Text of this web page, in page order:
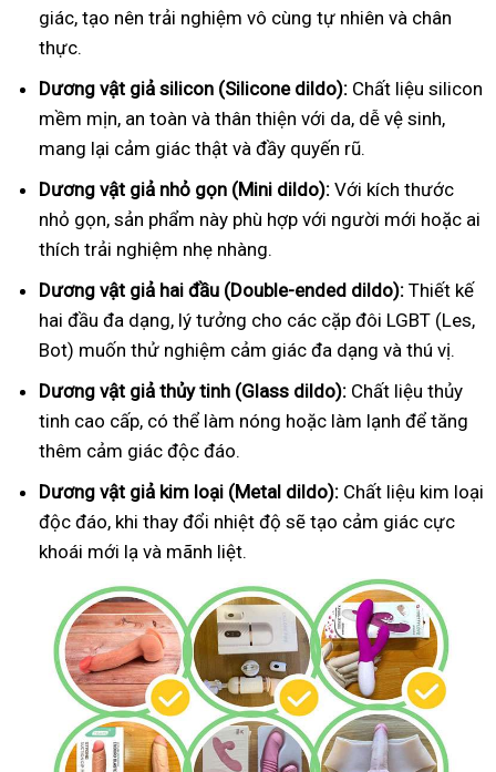
giác, tạo nên trải nghiệm vô cùng tự nhiên và chân
thực.
Dương vật giả silicon (Silicone dildo): Chất liệu silicon
mềm mịn, an toàn và thân thiện với da, dễ vệ sinh,
mang lại cảm giác thật và đầy quyến rũ.
Dương vật giả nhỏ gọn (Mini dildo): Với kích thước
nhỏ gọn, sản phẩm này phù hợp với người mới hoặc ai
thích trải nghiệm nhẹ nhàng.
Dương vật giả hai đầu (Double-ended dildo): Thiết kế
hai đầu đa dạng, lý tưởng cho các cặp đôi LGBT (Les,
Bot) muốn thử nghiệm cảm giác đa dạng và thú vị.
Dương vật giả thủy tinh (Glass dildo): Chất liệu thủy
tinh cao cấp, có thể làm nóng hoặc làm lạnh để tăng
thêm cảm giác độc đáo.
Dương vật giả kim loại (Metal dildo): Chất liệu kim loại
độc đáo, khi thay đổi nhiệt độ sẽ tạo cảm giác cực
khoái mới lạ và mãnh liệt.